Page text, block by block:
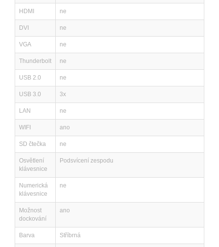
HDMI ne
DVI ne
VGA ne
Thunderbolt ne
USB 2.0 ne
USB 3.0 3x
LAN ne
WIFI ano
SD čtečka ne
Osvětlení
klávesnice
Podsvícení zespodu
Numerická
klávesnice
ne
Možnost
dockování
ano
Barva Stříbrná